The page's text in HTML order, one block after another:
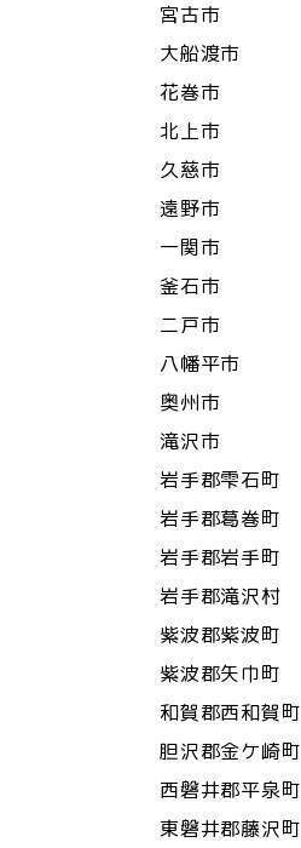
宮古市
大船渡市
花巻市
北上市
久慈市
遠野市
一関市
釜石市
二戸市
八幡平市
奥州市
滝沢市
岩手郡雫石町
岩手郡葛巻町
岩手郡岩手町
岩手郡滝沢村
紫波郡紫波町
紫波郡矢巾町
和賀郡西和賀町
胆沢郡金ケ崎町
西磐井郡平泉町
東磐井郡藤沢町